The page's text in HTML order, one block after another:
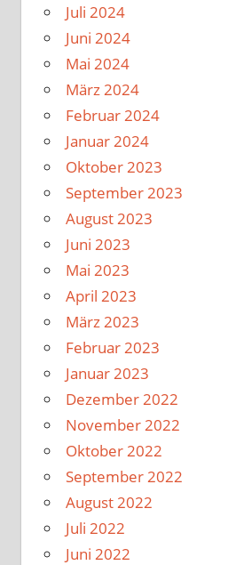
Juli 2024
Juni 2024
Mai 2024
März 2024
Februar 2024
Januar 2024
Oktober 2023
September 2023
August 2023
Juni 2023
Mai 2023
April 2023
März 2023
Februar 2023
Januar 2023
Dezember 2022
November 2022
Oktober 2022
September 2022
August 2022
Juli 2022
Juni 2022